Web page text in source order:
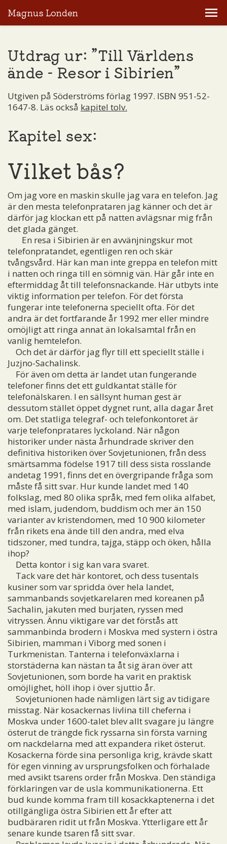
Magnus Londen
Utdrag ur: ”Till Världens
ände - Resor i Sibirien”
Utgiven på Söderströms förlag 1997. ISBN 951-52-
1647-8. Läs också kapitel tolv.
Kapitel sex:
Vilket bås?
Om jag vore en maskin skulle jag vara en telefon. Jag
är den mesta telefonprataren jag känner och det är
därför jag klockan ett på natten avlägsnar mig från
det glada gänget.
En resa i Sibirien är en avvänjningskur mot
telefonpratandet, egentligen ren och skär
tvångsvård. Här kan man inte greppa en telefon mitt
i natten och ringa till en sömnig vän. Här går inte en
eftermiddag åt till telefonsnackande. Här utbyts inte
viktig information per telefon. För det första
fungerar inte telefonerna speciellt ofta. För det
andra är det fortfarande år 1992 mer eller mindre
omöjligt att ringa annat än lokalsamtal från en
vanlig hemtelefon.
Och det är därför jag flyr till ett speciellt ställe i
Juzjno-Sachalinsk.
För även om detta är landet utan fungerande
telefoner finns det ett guldkantat ställe för
telefonälskaren. I en sällsynt human gest är
dessutom stället öppet dygnet runt, alla dagar året
om. Det statliga telegraf- och telefonkontoret är
varje telefonpratares lyckoland. När någon
historiker under nästa århundrade skriver den
definitiva historiken över Sovjetunionen, från dess
smärtsamma födelse 1917 till dess sista rosslande
andetag 1991, finns det en övergripande fråga som
måste få sitt svar. Hur kunde landet med 140
folkslag, med 80 olika språk, med fem olika alfabet,
med islam, judendom, buddism och mer än 150
varianter av kristendomen, med 10 900 kilometer
från rikets ena ände till den andra, med elva
tidszoner, med tundra, tajga, stäpp och öken, hålla
ihop?
Detta kontor i sig kan vara svaret.
Tack vare det här kontoret, och dess tusentals
kusiner som var spridda över hela landet,
sammanbands sovjetkarelaren med koreanen på
Sachalin, jakuten med burjaten, ryssen med
vitryssen. Ännu viktigare var det förstås att
sammanbinda brodern i Moskva med systern i östra
Sibirien, mamman i Viborg med sonen i
Turkmenistan. Tanterna i telefonväxlarna i
storstäderna kan nästan ta åt sig äran över att
Sovjetunionen, som borde ha varit en praktisk
omöjlighet, höll ihop i över sjuttio år.
Sovjetunionen hade nämligen lärt sig av tidigare
misstag. När kosackernas livlina till cheferna i
Moskva under 1600-talet blev allt svagare ju längre
österut de trängde fick ryssarna sin första varning
om nackdelarna med att expandera riket österut.
Kosackerna förde sina personliga krig, krävde skatt
för egen vinning av ursprungsfolken och förhalade
med avsikt tsarens order från Moskva. Den ständiga
förklaringen var de usla kommunikationerna. Ett
bud kunde komma fram till kosackkaptenerna i det
otillgängliga östra Sibirien ett år efter att
budbäraren ridit ut från Moskva. Ytterligare ett år
senare kunde tsaren få sitt svar.